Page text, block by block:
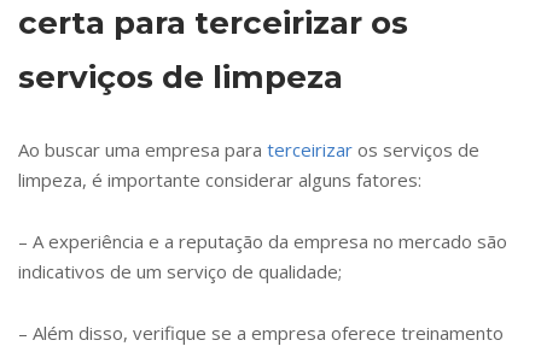
certa para terceirizar os
serviços de limpeza
Ao buscar uma empresa para terceirizar os serviços de
limpeza, é importante considerar alguns fatores:
– A experiência e a reputação da empresa no mercado são
indicativos de um serviço de qualidade;
– Além disso, verifique se a empresa oferece treinamento